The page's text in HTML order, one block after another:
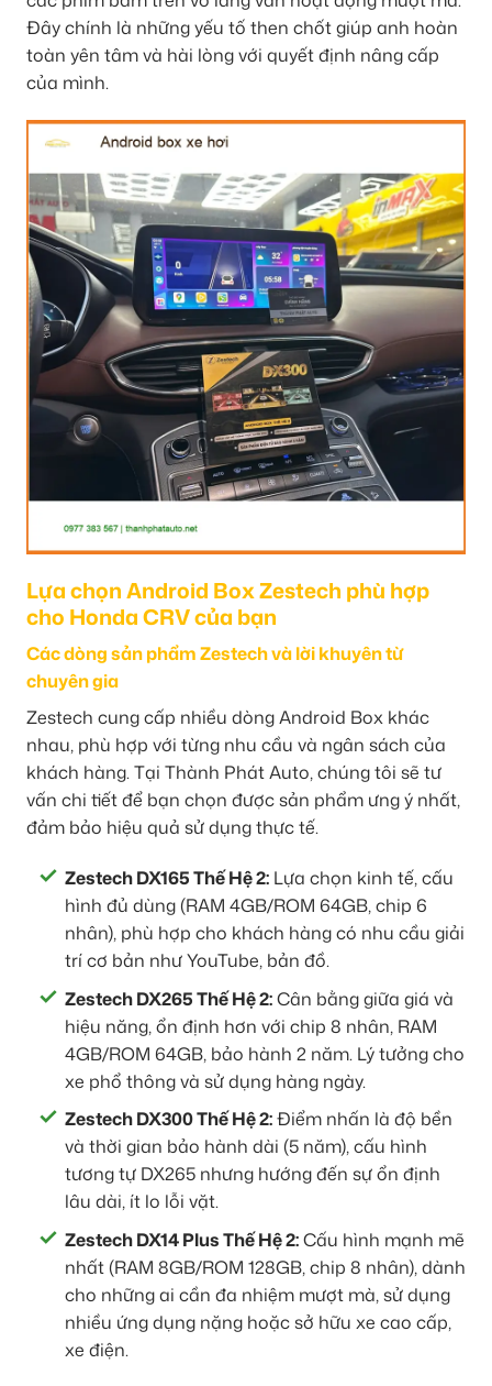
Đây chính là những yếu tố then chốt giúp anh hoàn
toàn yên tâm và hài lòng với quyết định nâng cấp
của mình.
Lựa chọn Android Box Zestech phù hợp
cho Honda CRV của bạn
Các dòng sản phẩm Zestech và lời khuyên từ
chuyên gia
Zestech cung cấp nhiều dòng Android Box khác
nhau, phù hợp với từng nhu cầu và ngân sách của
khách hàng. Tại Thành Phát Auto, chúng tôi sẽ tư
vấn chi tiết để bạn chọn được sản phẩm ưng ý nhất,
đảm bảo hiệu quả sử dụng thực tế.
Zestech DX165 Thế Hệ 2: Lựa chọn kinh tế, cấu
hình đủ dùng (RAM 4GB/ROM 64GB, chip 6
nhân), phù hợp cho khách hàng có nhu cầu giải
trí cơ bản như YouTube, bản đồ.
Zestech DX265 Thế Hệ 2:Cân bằng giữa giá và
hiệu năng, ổn định hơn với chip 8 nhân, RAM
4GB/ROM 64GB, bảo hành 2 năm. Lý tưởng cho
xe phổ thông và sử dụng hàng ngày.
Zestech DX300 Thế Hệ 2:Điểm nhấn là độ bền
và thời gian bảo hành dài (5 năm), cấu hình
tương tự DX265 nhưng hướng đến sự ổn định
lâu dài, ít lo lỗi vặt.
Zestech DX14 Plus Thế Hệ 2:Cấu hình mạnh mẽ
nhất (RAM 8GB/ROM 128GB, chip 8 nhân), dành
cho những ai cần đa nhiệm mượt mà, sử dụng
nhiều ứng dụng nặng hoặc sở hữu xe cao cấp,
xe điện.